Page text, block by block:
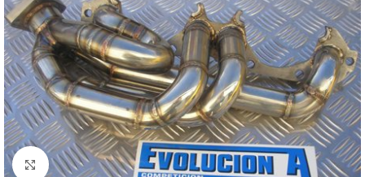
Click to enlarge